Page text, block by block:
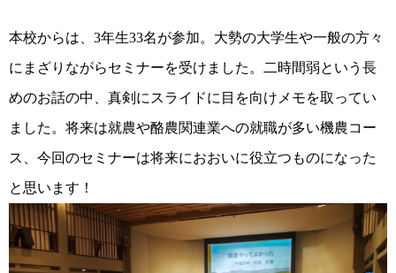
本校からは、 3年生33名が参加。大勢の大学生や一般の方々
にまざりながらセミナーを受けました。二時間弱という長
めのお話の中、真剣にスライドに目を向けメモを取ってい
ました。将来は就農や酪農関連業への就職が多い機農コー
ス、今回のセミナーは将来におおいに役立つものになった
と思います！